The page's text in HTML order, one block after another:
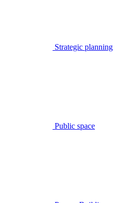
Strategic planning
Public space